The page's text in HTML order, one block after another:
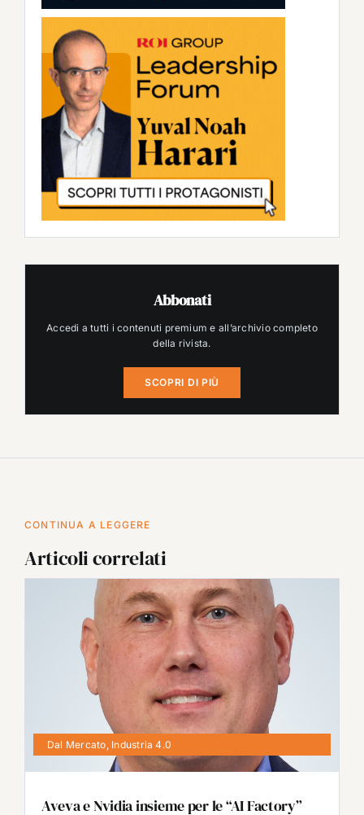
Abbonati
Accedi a tutti i contenuti premium e all’archivio completo
della rivista.
SCOPRI DI PIÙ
CONTINUA A LEGGERE
Articoli correlati
Dal Mercato Industria 4.0
Aveva e Nvidia insieme per le “AI Factory”